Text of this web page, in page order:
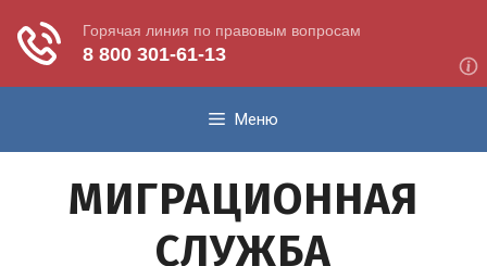
содержимому
Меню
МИГРАЦИОННАЯ
СЛУЖБА